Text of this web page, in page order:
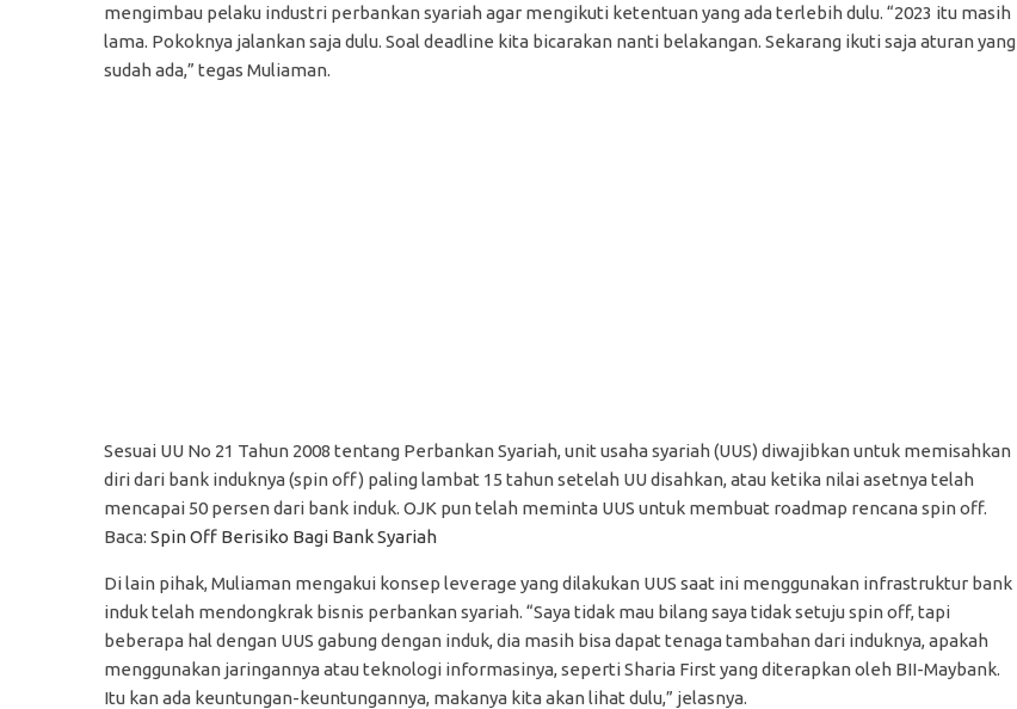
mengimbau pelaku industri perbankan syariah agar mengikuti ketentuan yang ada terlebih dulu. “2023 itu masih
lama. Pokoknya jalankan saja dulu. Soal deadline kita bicarakan nanti belakangan. Sekarang ikuti saja aturan yang
sudah ada,” tegas Muliaman.
Sesuai UU No 21 Tahun 2008 tentang Perbankan Syariah, unit usaha syariah (UUS) diwajibkan untuk memisahkan
diri dari bank induknya (spin off) paling lambat 15 tahun setelah UU disahkan, atau ketika nilai asetnya telah
mencapai 50 persen dari bank induk. OJK pun telah meminta UUS untuk membuat roadmap rencana spin off.
Baca: Spin Off Berisiko Bagi Bank Syariah
Di lain pihak, Muliaman mengakui konsep leverage yang dilakukan UUS saat ini menggunakan infrastruktur bank
induk telah mendongkrak bisnis perbankan syariah. “Saya tidak mau bilang saya tidak setuju spin off, tapi
beberapa hal dengan UUS gabung dengan induk, dia masih bisa dapat tenaga tambahan dari induknya, apakah
menggunakan jaringannya atau teknologi informasinya, seperti Sharia First yang diterapkan oleh BII-Maybank.
Itu kan ada keuntungan-keuntungannya, makanya kita akan lihat dulu,” jelasnya.